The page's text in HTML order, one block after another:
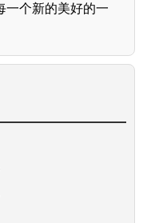
一个新的美好的一